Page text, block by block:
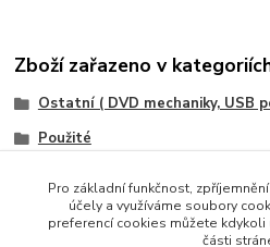
Zboží zařazeno v
Ostatní ( DVD mechaniky, USB
Použité
Pro základní funkčnost,
účely a využíváme soubory
preferencí cookies můžete
části